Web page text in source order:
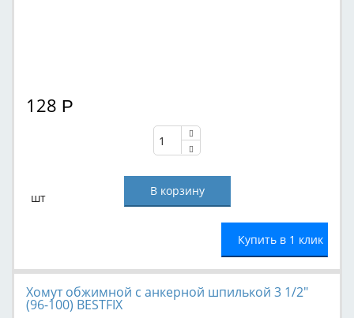
128 Р
шт
Купить в 1 клик
Хомут обжимной с анкерной шпилькой 3 1/2"
(96-100) BESTFIX